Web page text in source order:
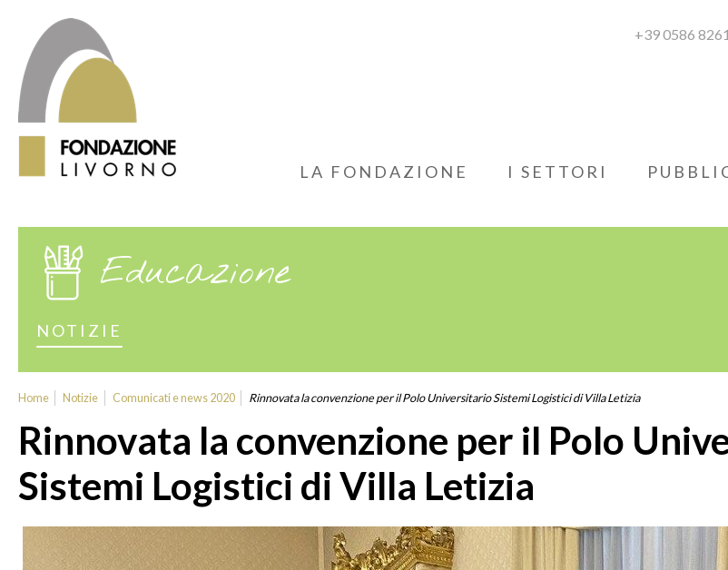
+39 0586
LA FONDAZIONE I SETTORI
Educazione
NOTIZIE
Home Notizie Comunicati e news 2020 Rinnovata la convenzione per il Polo Universitario Sistemi Logistici di Villa Letizia
Rinnovata la convenzione per il Polo
Sistemi Logistici di Villa Letizia